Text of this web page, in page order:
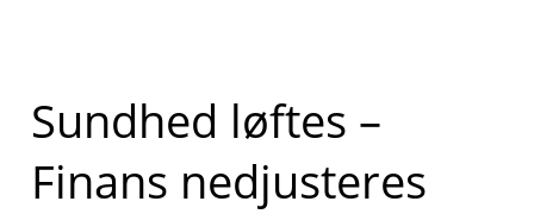
Sundhed løftes –
Finans nedjusteres